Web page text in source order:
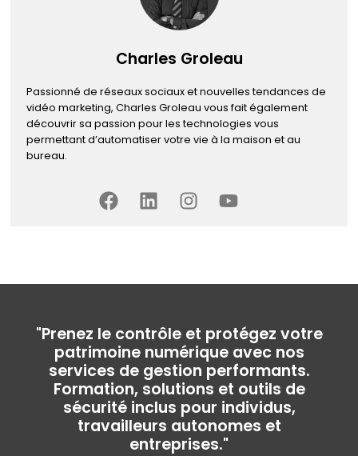
Charles Groleau
Passionné de réseaux sociaux et nouvelles tendances de
vidéo marketing, Charles Groleau vous fait également
découvrir sa passion pour les technologies vous
permettant d’automatiser votre vie à la maison et au
bureau.
"Prenez le contrôle et protégez votre
patrimoine numérique avec nos
services de gestion performants.
Formation, solutions et outils de
sécurité inclus pour individus,
travailleurs autonomes et
entreprises."